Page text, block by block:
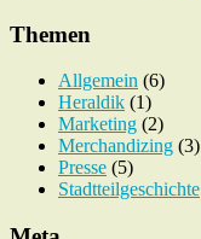
Themen
Allgemein (6)
Heraldik (1)
Marketing (2)
Merchandizing (3)
Presse (5)
Stadtteilgeschichte